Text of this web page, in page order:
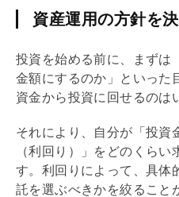
資産運用の方針を
投資を始める前に、まずは
金額にするのか」といった
資金から投資に回せるのは
それにより、自分が「投資
（利回り ）」をどのくらい
す。 利回り によって、具体
託を選ぶべきかを絞ること